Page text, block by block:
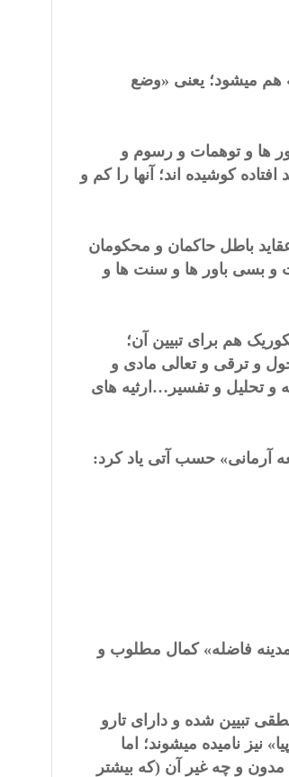
هم میشود؛ یعنی «وضع
ها و توهمات و رسوم و
افتاده کوشیده اند؛ آنها را کم و
باطل حاکمان و محکومان
و بسی باور ها و سنت ها و
هم برای تبیین آن؛
و ترقی و تعالی مادی و
و تحلیل و تفسیر…ارثیه های
آرمانی» حسب آتی یاد کرد:
فاضله» کمال مطلوب و
تبیین شده و دارای تارو
نیز نامیده میشوند؛ اما
مدون و چه غیر آن (که بیشتر